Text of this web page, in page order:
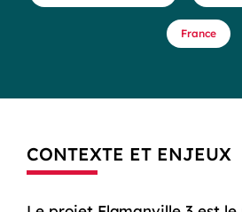
France
CONTEXTE ET ENJEUX